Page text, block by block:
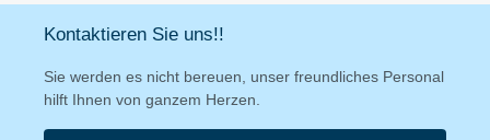
Kontaktieren Sie uns!!
Sie werden es nicht bereuen, unser freundliches Personal
hilft Ihnen von ganzem Herzen.